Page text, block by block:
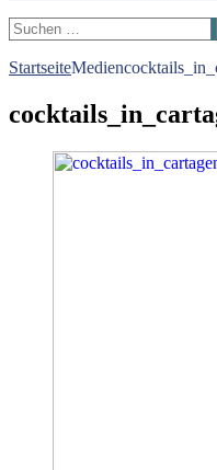
Suchen
nach:
StartseiteMedien